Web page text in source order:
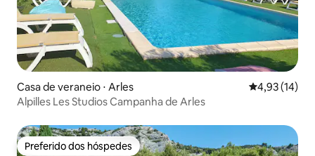
Casa de veraneio ⋅ Arles 4,93 de uma
4,93 (14)
Alpilles Les Studios Campanha de Arles
Preferido dos hóspedes
Preferido dos hóspedes